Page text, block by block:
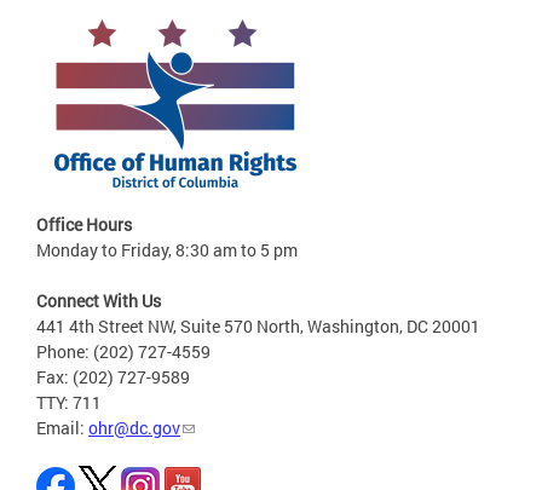
Office Hours
Monday to Friday, 8:30 am to 5 pm
Connect With Us
441 4th Street NW, Suite 570 North, Washington, DC 20001
Phone: (202) 727-4559
Fax: (202) 727-9589
TTY: 711
Email: ohr@dc.gov